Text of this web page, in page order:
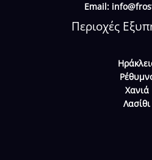
Email:
Περιοχές
Χανιά
Λασίθι